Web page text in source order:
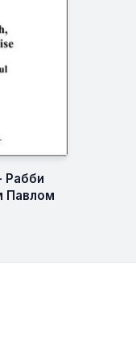
Рабби
Павлом